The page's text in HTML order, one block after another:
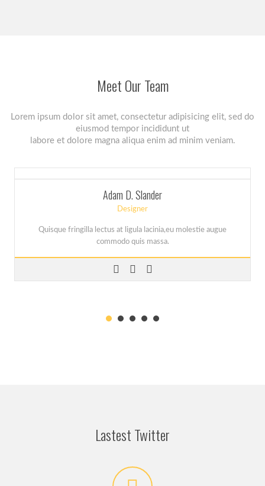
Meet Our Team
Lorem ipsum dolor sit amet, consectetur adipisicing elit, sed do
eiusmod tempor incididunt ut
labore et dolore magna aliqua enim ad minim veniam.
Adam D. Slander
Designer
Quisque fringilla lectus at ligula lacinia,eu molestie augue
commodo quis massa.
Lastest Twitter